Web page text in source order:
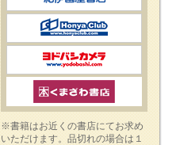
※書籍はお近くの書店にてお求め
いただけます。品切れの場合は１